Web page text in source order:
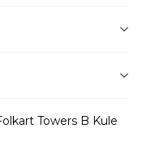
Towers B Kule